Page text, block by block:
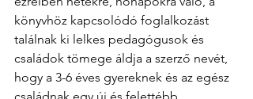
könyvhöz kapcsolódó foglalkozást
találnak ki lelkes pedagógusok és
családok tömege áldja a szerző nevét,
hogy a 3-6 éves gyereknek és az egész